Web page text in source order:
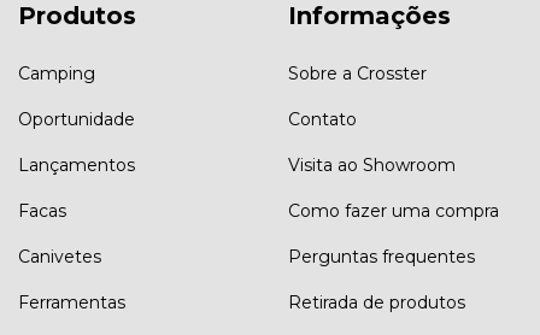
Produtos
Camping
Oportunidade
Lançamentos
Facas
Canivetes
Ferramentas
Informações
Sobre a Crosster
Contato
Visita ao Showroom
Como fazer uma compra
Perguntas frequentes
Retirada de produtos